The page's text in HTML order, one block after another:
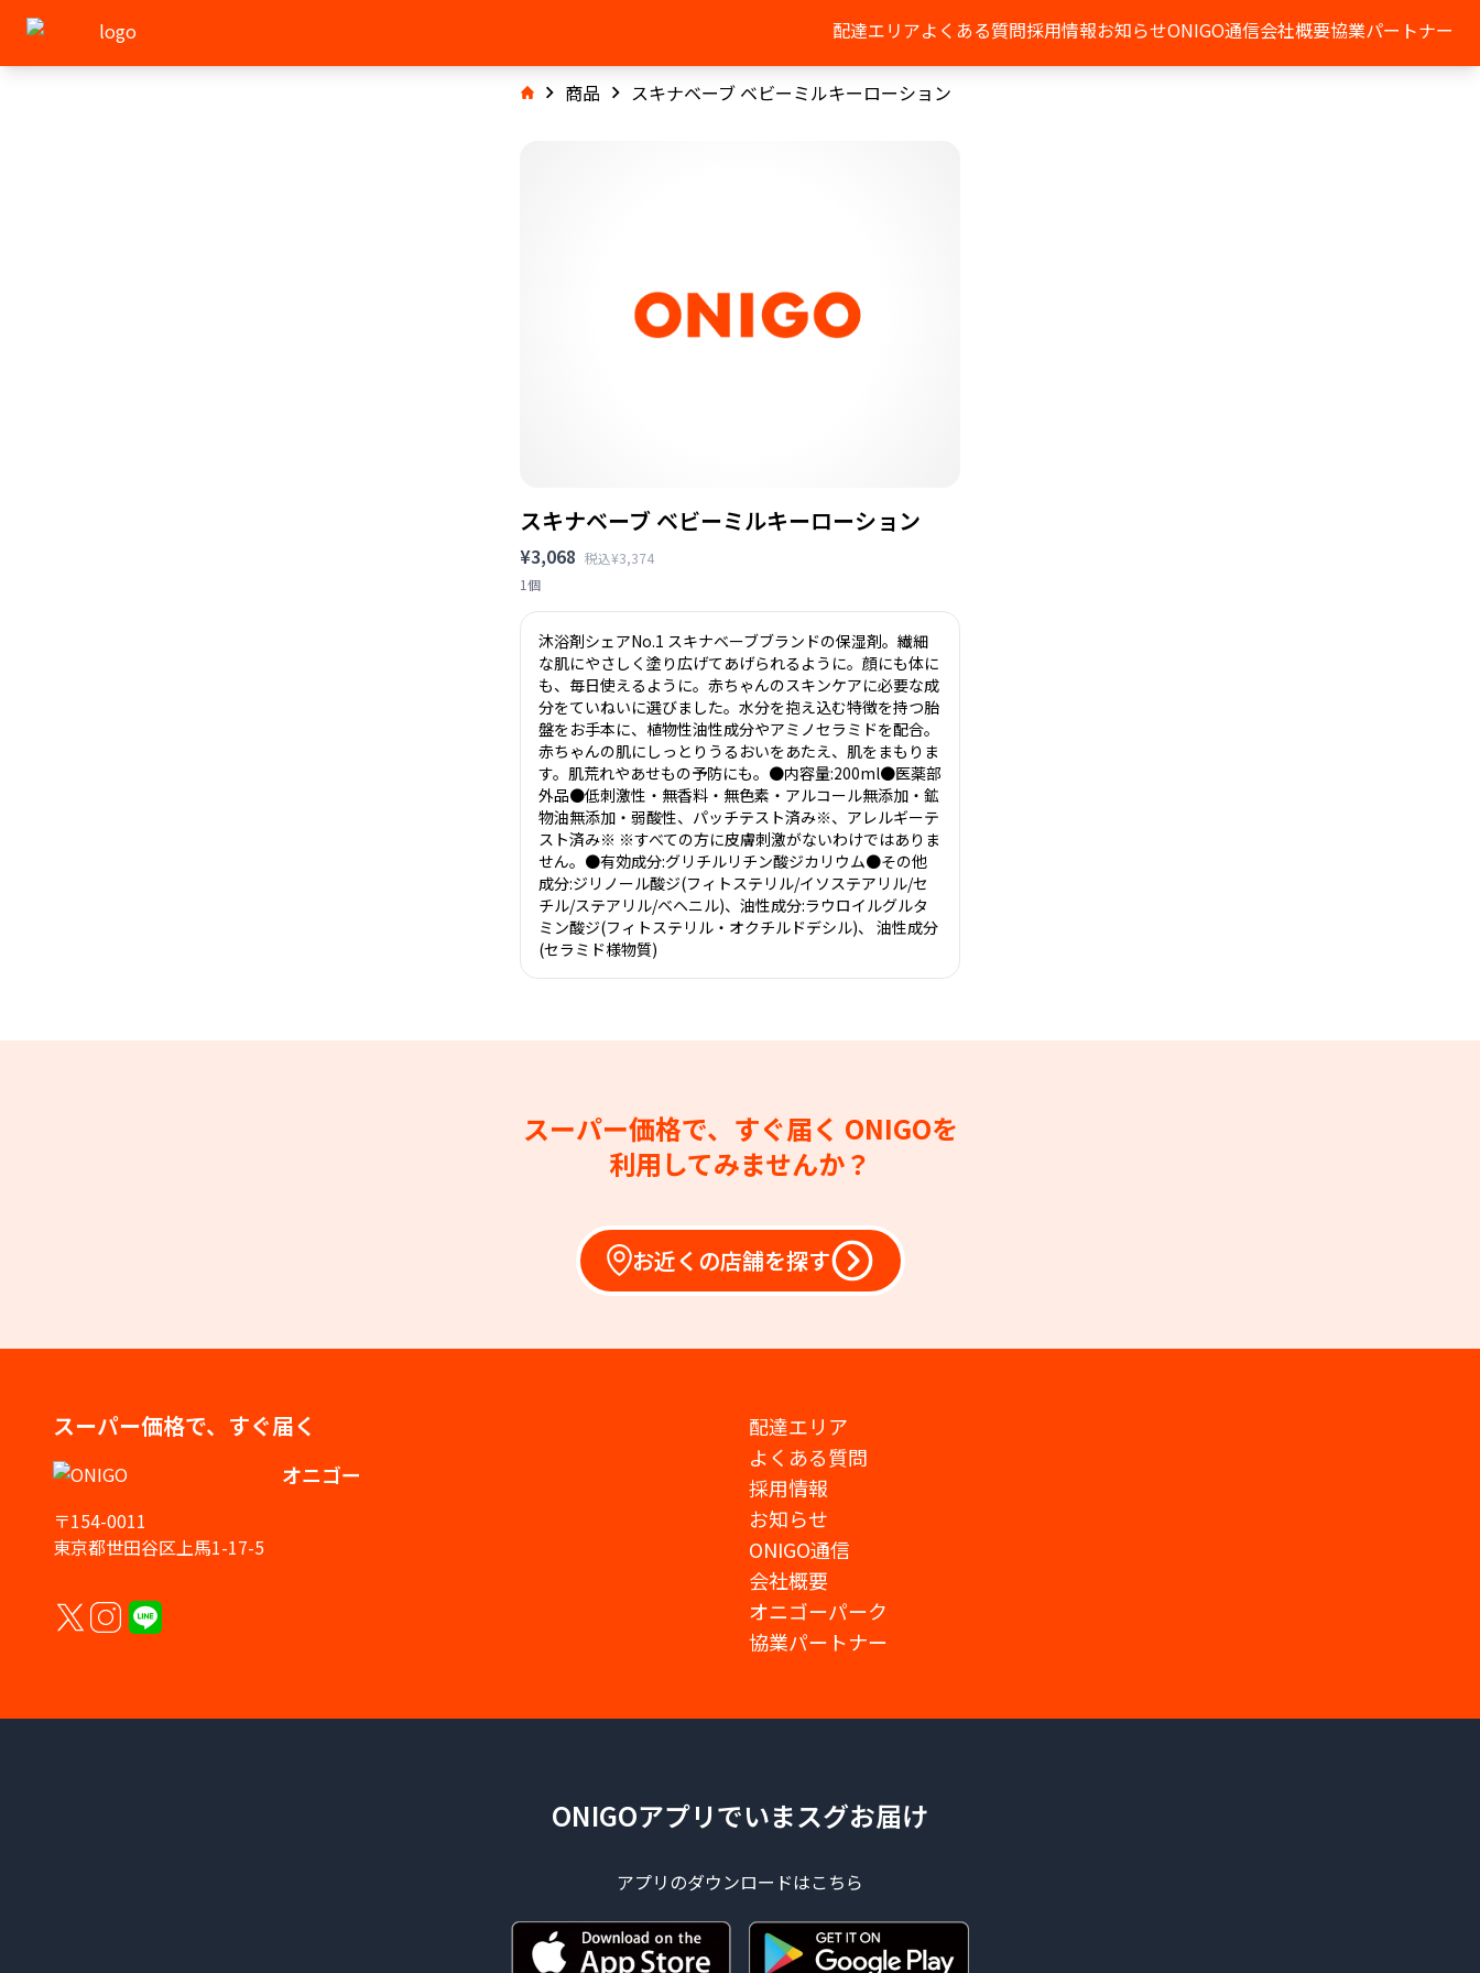
配達エリアよくある質問採用情報お知らせONIGO通信会社概要協業パートナー
商品 スキナベーブ ベビーミルキーローション
スキナベーブ ベビーミルキーローション
¥3,068 税込¥3,374
1個
沐浴剤シェアNo.1 スキナベーブブランドの保湿剤。繊細
な肌にやさしく塗り広げてあげられるように。顔にも体に
も、毎日使えるように。赤ちゃんのスキンケアに必要な成
分をていねいに選びました。水分を抱え込む特徴を持つ胎
盤をお手本に、植物性油性成分やアミノセラミドを配合。
赤ちゃんの肌にしっとりうるおいをあたえ、肌をまもりま
す。肌荒れやあせもの予防にも。●内容量:200ml●医薬部
外品●低刺激性・無香料・無色素・アルコール無添加・鉱
物油無添加・弱酸性、パッチテスト済み※、アレルギーテ
スト済み※ ※すべての方に皮膚刺激がないわけではありま
せん。●有効成分:グリチルリチン酸ジカリウム●その他
成分:ジリノール酸ジ(フィトステリル/イソステアリル/セ
チル/ステアリル/ベヘニル)、油性成分:ラウロイルグルタ
ミン酸ジ(フィトステリル・オクチルドデシル)、 油性成分
(セラミド様物質)
スーパー価格で、すぐ届く ONIGOを
利用してみませんか？
お近くの店舗を探す
スーパー価格で、すぐ届く
オニゴー
〒154-0011
東京都世田谷区上馬1-17-5
配達エリア
よくある質問
採用情報
お知らせ
ONIGO通信
会社概要
オニゴーパーク
協業パートナー
ONIGOアプリでいまスグお届け
アプリのダウンロードはこちら